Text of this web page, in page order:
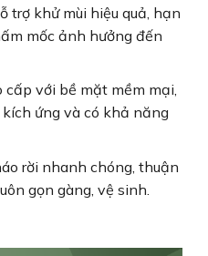
trợ khử mùi hiệu quả, hạn
mốc ảnh hưởng đến
cấp với bề mặt mềm mại,
ứng và có khả năng
rời nhanh chóng, thuận
gọn gàng, vệ sinh.